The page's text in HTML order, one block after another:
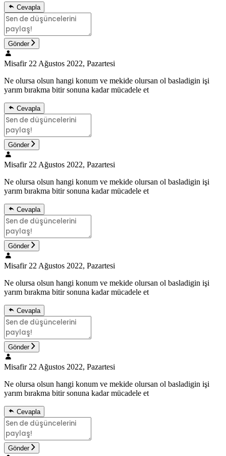
Cevapla
Gönder
Misafir 22 Ağustos 2022, Pazartesi
Ne olursa olsun hangi konum ve mekide olursan ol basladigin işi
yarım bırakma bitir sonuna kadar mücadele et
Cevapla
Gönder
Misafir 22 Ağustos 2022, Pazartesi
Ne olursa olsun hangi konum ve mekide olursan ol basladigin işi
yarım bırakma bitir sonuna kadar mücadele et
Cevapla
Gönder
Misafir 22 Ağustos 2022, Pazartesi
Ne olursa olsun hangi konum ve mekide olursan ol basladigin işi
yarım bırakma bitir sonuna kadar mücadele et
Cevapla
Gönder
Misafir 22 Ağustos 2022, Pazartesi
Ne olursa olsun hangi konum ve mekide olursan ol basladigin işi
yarım bırakma bitir sonuna kadar mücadele et
Cevapla
Gönder